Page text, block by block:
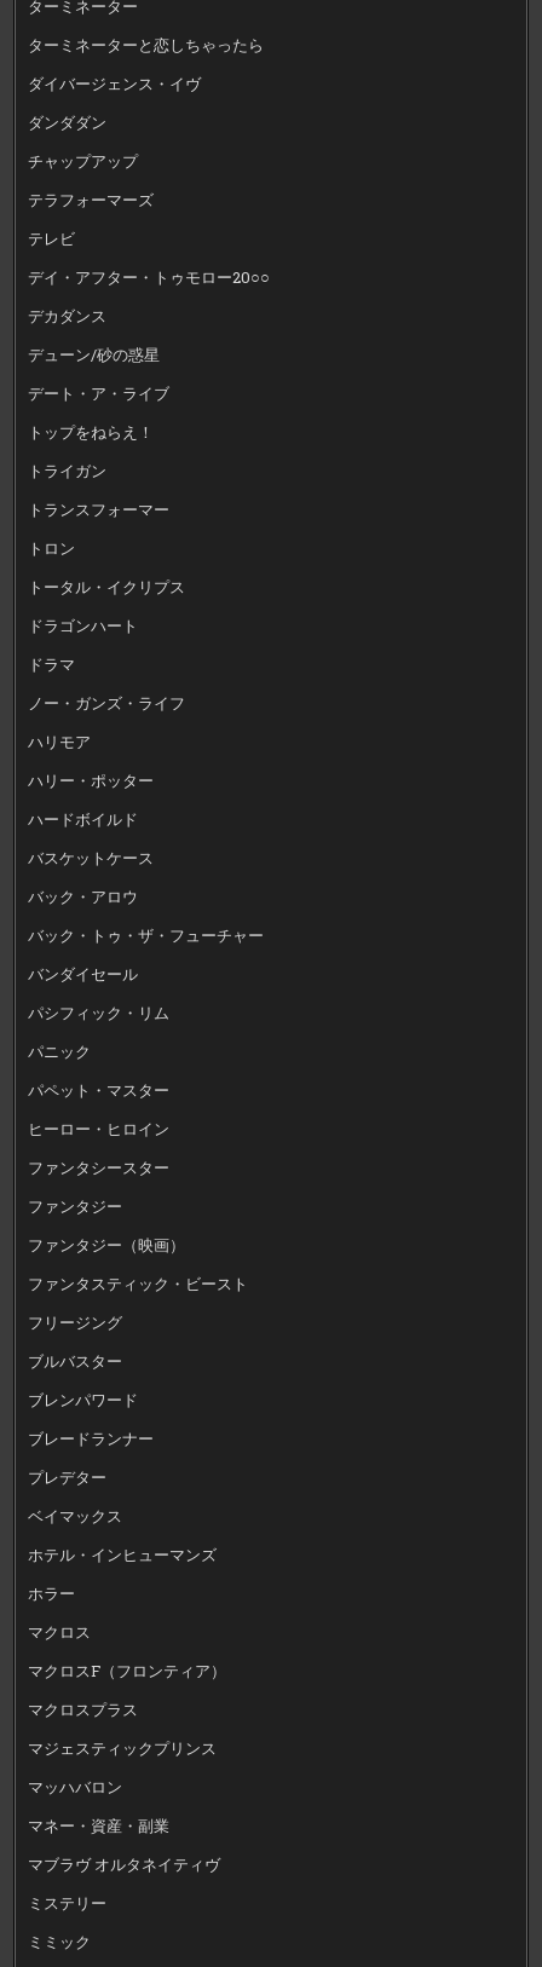
ターミネーター
ターミネーターと恋しちゃったら
ダイバージェンス・イヴ
ダンダダン
チャップアップ
テラフォーマーズ
テレビ
デイ・アフター・トゥモロー20○○
デカダンス
デューン/砂の惑星
デート・ア・ライブ
トップをねらえ！
トライガン
トランスフォーマー
トロン
トータル・イクリプス
ドラゴンハート
ドラマ
ノー・ガンズ・ライフ
ハリモア
ハリー・ポッター
ハードボイルド
バスケットケース
バック・アロウ
バック・トゥ・ザ・フューチャー
バンダイセール
パシフィック・リム
パニック
パペット・マスター
ヒーロー・ヒロイン
ファンタシースター
ファンタジー
ファンタジー（映画）
ファンタスティック・ビースト
フリージング
ブルバスター
ブレンパワード
ブレードランナー
プレデター
ベイマックス
ホテル・インヒューマンズ
ホラー
マクロス
マクロスF（フロンティア）
マクロスプラス
マジェスティックプリンス
マッハバロン
マネー・資産・副業
マブラヴ オルタネイティヴ
ミステリー
ミミック